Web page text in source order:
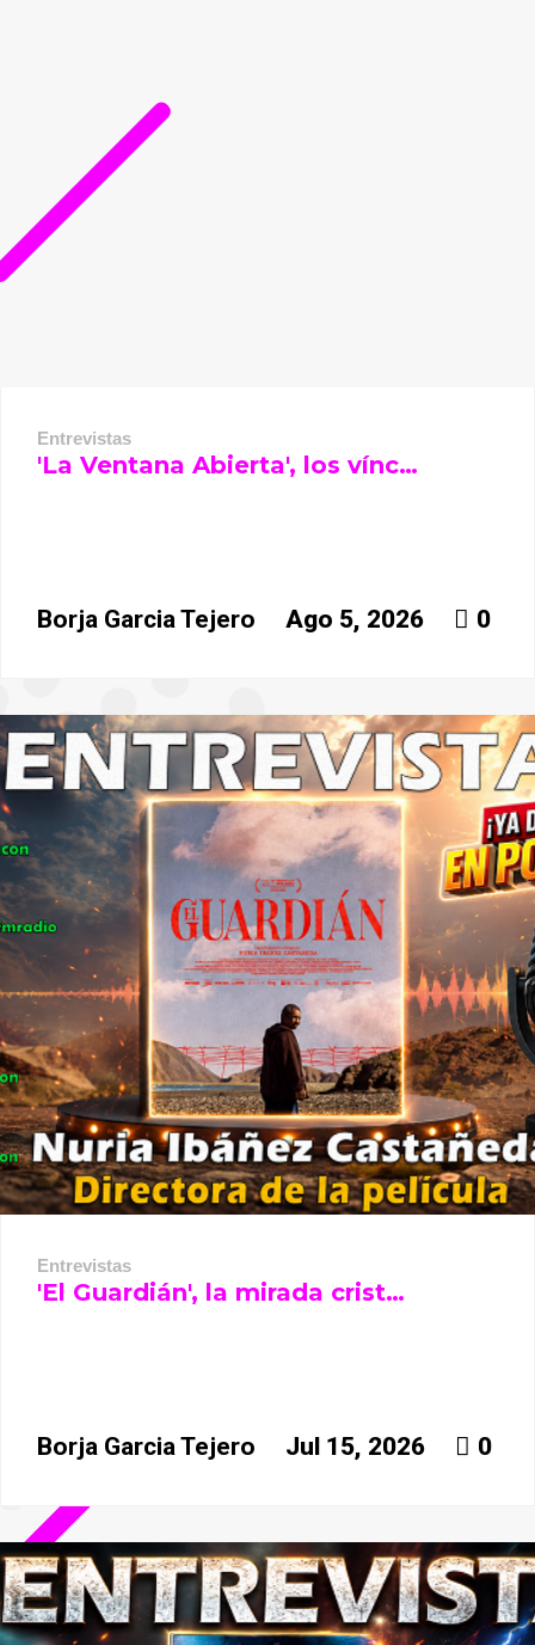
Entrevistas
'La Ventana Abierta', los vínc…
Borja Garcia Tejero Ago 5, 2026 0
Entrevistas
'El Guardián', la mirada crist…
Borja Garcia Tejero Jul 15, 2026 0